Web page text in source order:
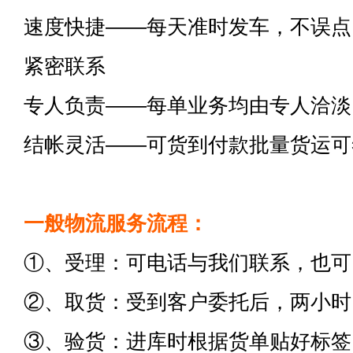
速度快捷——每天准时发车，不误
紧密联系
专人负责——每单业务均由专人洽
结帐灵活——可货到付款批量货运
一般物流服务流程：
①、受理：可电话与我们联系，也
②、取货：受到客户委托后，两小
③、验货：进库时根据货单贴好标签